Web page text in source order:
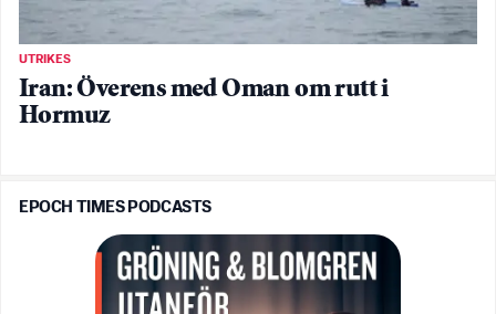
UTRIKES
Iran: Överens med Oman om rutt i
Hormuz
EPOCH TIMES PODCASTS